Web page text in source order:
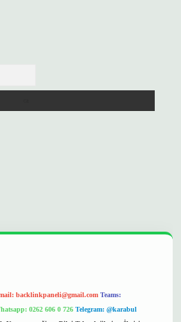
backlinkpaneli@gmail.com Teams:
0262 606 0 726 Telegram: @karabul